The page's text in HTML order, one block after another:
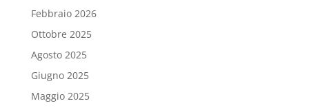
Febbraio 2026
Ottobre 2025
Agosto 2025
Giugno 2025
Maggio 2025